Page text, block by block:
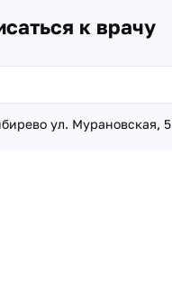
к врачу
ул. Мурановская, 5